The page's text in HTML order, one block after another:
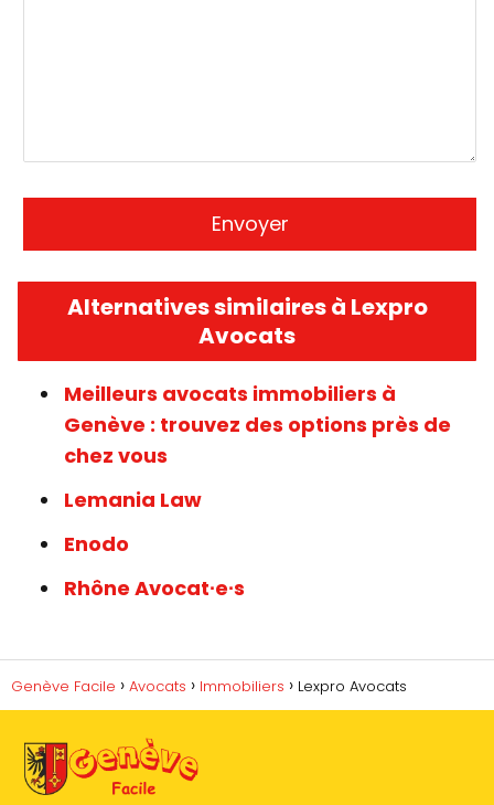
Alternatives similaires à Lexpro
Avocats
Meilleurs avocats immobiliers à
Genève : trouvez des options près de
chez vous
Lemania Law
Enodo
Rhône Avocat∙e∙s
Genève Facile Avocats Immobiliers Lexpro Avocats